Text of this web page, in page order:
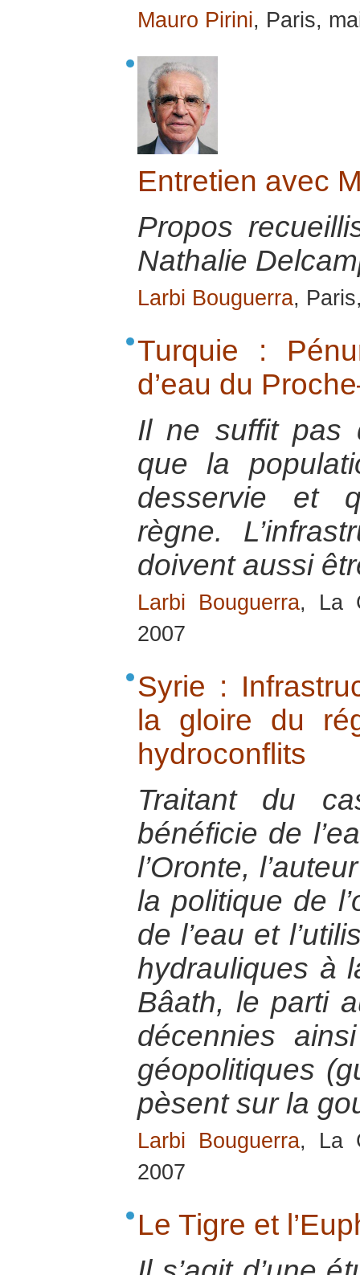
Mauro Pirini, Paris,
Entretien avec
Propos
Nathalie
Larbi Bouguerra,
Turquie :
d’eau du
Il ne suffit pas
que la
desservie et
règne.
doivent aussi
Larbi Bouguerra, La
2007
Syrie :
la gloire du
hydroconflits
Traitant du
bénéficie de
l’Oronte,
la politique de
de l’eau et
hydrauliques à
Bâath, le parti
décennies
géopolitiques
pèsent sur la
Larbi Bouguerra, La
2007
Le Tigre et